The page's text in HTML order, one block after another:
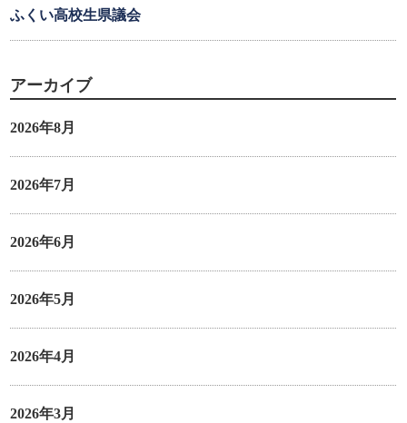
ふくい高校生県議会
アーカイブ
2026年8月
2026年7月
2026年6月
2026年5月
2026年4月
2026年3月